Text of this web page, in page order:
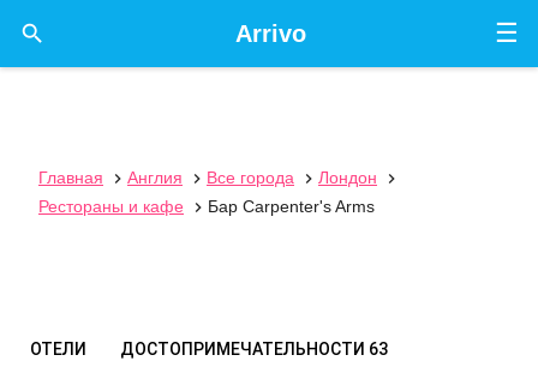
☰
Arrivo

Главная  Англия  Все города  Лондон

Рестораны и кафе
 Бар Carpenter's Arms
ОТЕЛИ ДОСТОПРИМЕЧАТЕЛЬНОСТИ 63